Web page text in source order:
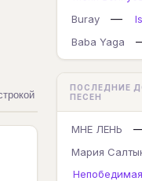
Buray
—
Baba Yaga
ПОСЛЕДНИЕ
ПЕСЕН
МНЕ ЛЕНЬ
Мария
Непобедимая